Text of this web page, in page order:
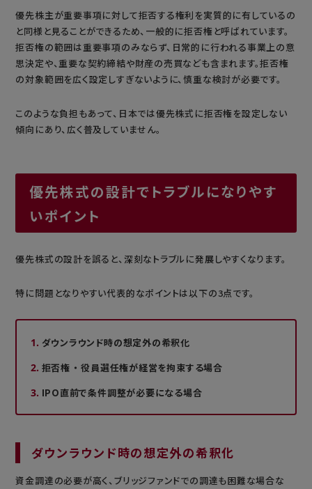
優先株主が重要事項に対して拒否する権利を実質的に有しているの
と同様と見ることができるため、一般的に拒否権と呼ばれています。
拒否権の範囲は重要事項のみならず、日常的に行われる事業上の意
思決定や、重要な契約締結や財産の売買なども含まれます。拒否権
の対象範囲を広く設定しすぎないように、慎重な検討が必要です。
このような負担もあって、日本では優先株式に拒否権を設定しない
傾向にあり、広く普及していません。
優先株式の設計でトラブルになりやす
いポイント
優先株式の設計を誤ると、深刻なトラブルに発展しやすくなります。
特に問題となりやすい代表的なポイントは以下の3点です。
ダウンラウンド時の想定外の希釈化
拒否権 ・ 役員選任権が経営を拘束する場合
IPO直前で条件調整が必要になる場合
ダウンラウンド時の想定外の希釈化
資金調達の必要が高く、ブリッジファンドでの調達も困難な場合な